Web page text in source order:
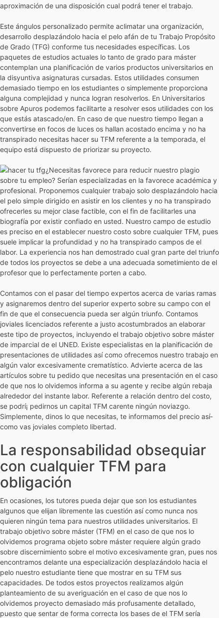
aproximación de una disposición cual podrá tener el trabajo.
Este ángulos personalizado permite aclimatar una organización,
desarrollo desplazándolo hacia el pelo afán de tu Trabajo Propósito
de Grado (TFG) conforme tus necesidades específicas. Los
paquetes de estudios actuales lo tanto de grado para máster
contemplan una planificación de varios productos universitarios en
la disyuntiva asignaturas cursadas. Estos utilidades consumen
demasiado tiempo en los estudiantes o simplemente proporciona
alguna complejidad y nunca logran resolverlos. En Universitarios
sobre Apuros podemos facilitarte a resolver esos utilidades con los
que estás atascado/en. En caso de que nuestro tiempo llegan a
convertirse en focos de luces os hallan acostado encima y no ha
transpirado necesitas hacer su TFM referente a la temporada, el
equipo está dispuesto de priorizar su proyecto.
¿Necesitas favorece para reducir nuestro plagio
sobre tu empleo? Serían especializadas en la favorece académica y
profesional. Proponemos cualquier trabajo solo desplazándolo hacia
el pelo simple dirigido en asistir en los clientes y no ha transpirado
ofrecerles su mejor clase factible, con el fin de facilitarles una
biografía por existir confiado en usted. Nuestro campo de estudio
es preciso en el establecer nuestro costo sobre cualquier TFM, pues
suele implicar la profundidad y no ha transpirado campos de el
labor. La experiencia nos han demostrado cual gran parte del triunfo
de todos los proyectos se debe a una adecuada sometimiento de el
profesor que lo perfectamente porten a cabo.
Contamos con el pasar del tiempo expertos acerca de varias ramas
y asignaremos dentro del superior experto sobre su campo con el
fin de que el consecuencia pueda ser algún triunfo. Contamos
joviales licenciados referente a justo acostumbrados an elaborar
este tipo de proyectos, incluyendo el trabajo objetivo sobre máster
de imparcial de el UNED. Existe especialistas en la planificación de
presentaciones de utilidades así­ como ofrecemos nuestro trabajo en
algún valor excesivamente crematístico. Advierte acerca de las
artículos sobre tu pedido que necesitas una presentación en el caso
de que nos lo olvidemos informa a su agente y recibe algún rebaja
alrededor del instante labor. Referente a relación dentro del costo,
se podrí¡ pedirnos un capital TFM carente ningún noviazgo.
Simplemente, dinos lo que necesitas, te informamos del precio así­
como vas joviales completo libertad.
La responsabilidad obsequiar
con cualquier TFM para
obligación
En ocasiones, los tutores pueda dejar que son los estudiantes
algunos que elijan libremente las cuestión así­ como nunca nos
quieren ningún tema para nuestros utilidades universitarios. El
trabajo objetivo sobre máster (TFM) en el caso de que nos lo
olvidemos programa objeto sobre máster requiere algún grado
sobre discernimiento sobre el motivo excesivamente gran, pues nos
encontramos delante una especialización desplazándolo hacia el
pelo nuestro estudiante tiene que mostrar en su TFM sus
capacidades. De todos estos proyectos realizamos algún
planteamiento de su averiguación en el caso de que nos lo
olvidemos proyecto demasiado más profusamente detallado,
puesto que sentar de forma correcta los bases de el TFM serí­a